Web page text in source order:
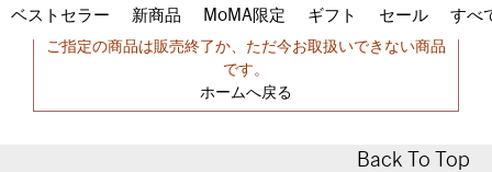
ベストセラー 新商品 MoMA限定 ギフト セール すべ
申し訳ございません。
ご指定の商品は販売終了か、ただ今お取扱いできない商品
です。
ホームへ戻る
Back To Top